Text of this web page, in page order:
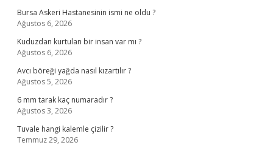
Bursa Askeri Hastanesinin ismi ne oldu ?
Ağustos 6, 2026
Kuduzdan kurtulan bir insan var mı ?
Ağustos 6, 2026
Avcı böreği yağda nasıl kızartılır ?
Ağustos 5, 2026
6 mm tarak kaç numaradır ?
Ağustos 3, 2026
Tuvale hangi kalemle çizilir ?
Temmuz 29, 2026